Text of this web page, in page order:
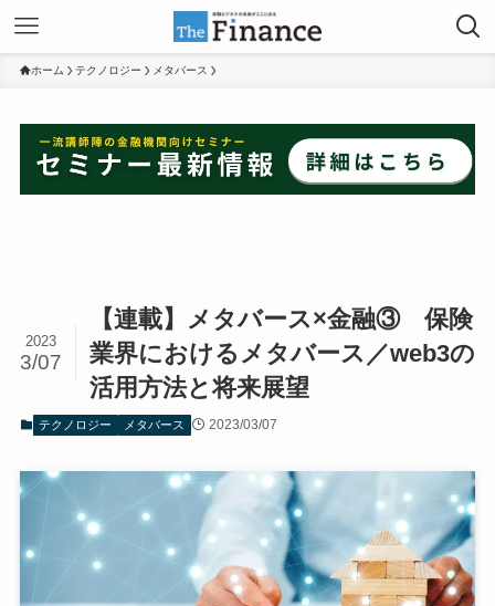
ホーム テクノロジー メタバース
【連載】メタバース×金融③ 保険
業界におけるメタバース／web3の
活用方法と将来展望
2023
3/07
テクノロジー メタバース 2023/03/07